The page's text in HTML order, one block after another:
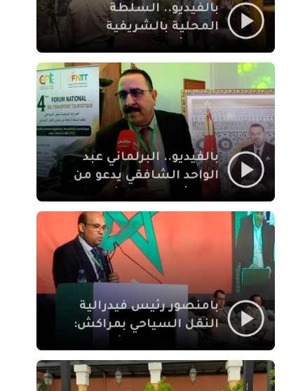
بالفيديو.. السلطة
المحلية بالشريفية
بنايات غير قانونية بإقامة
الإيمان
بالفيديو.. البرلماني عبد
الواحد الشافقي يدعو من
النقل السياحي لمواكبة
بامنصور رئيس فيدرالية
النقل السياحي بمراكش:
والاصلاح التشريعي
ركيزتان أساسيتان لكسب